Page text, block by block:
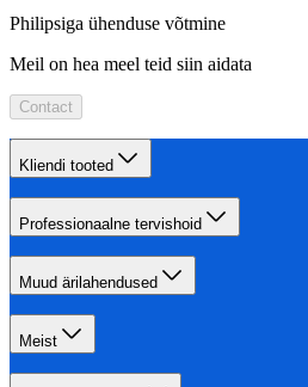
Philipsiga ühenduse võtmine
Meil on hea meel teid siin aidata
Contact
Kliendi tooted
Professionaalne tervishoid
Muud ärilahendused
Meist